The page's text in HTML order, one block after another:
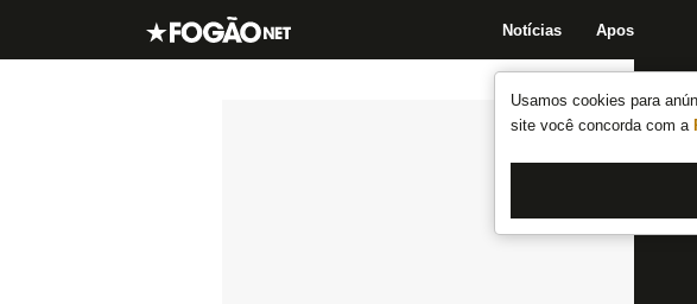
Usamos cookies para
site você concorda com a
Notícias Apostas